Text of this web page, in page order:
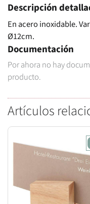
Descripción
En acero inoxidable.
Ø12cm.
Documentación
Por ahora no hay
producto.
Artículos